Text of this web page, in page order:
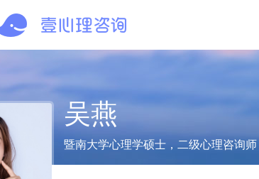
吴燕
暨南大学心理学硕士，二级心理咨询